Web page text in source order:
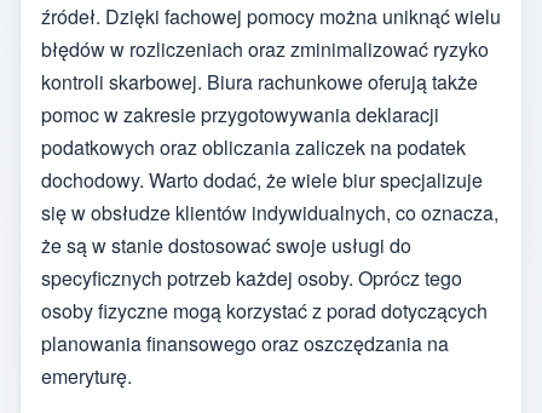
źródeł. Dzięki fachowej pomocy można uniknąć wielu
błędów w rozliczeniach oraz zminimalizować ryzyko
kontroli skarbowej. Biura rachunkowe oferują także
pomoc w zakresie przygotowywania deklaracji
podatkowych oraz obliczania zaliczek na podatek
dochodowy. Warto dodać, że wiele biur specjalizuje
się w obsłudze klientów indywidualnych, co oznacza,
że są w stanie dostosować swoje usługi do
specyficznych potrzeb każdej osoby. Oprócz tego
osoby fizyczne mogą korzystać z porad dotyczących
planowania finansowego oraz oszczędzania na
emeryturę.